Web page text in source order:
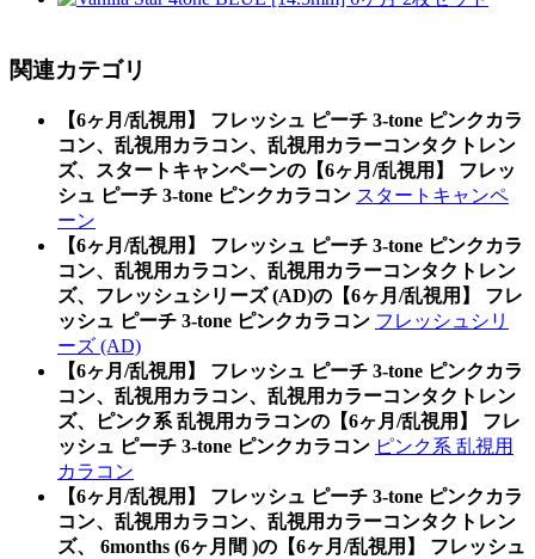
関連カテゴリ
【6ヶ月/乱視用】 フレッシュ ピーチ 3-tone ピンクカラ
コン、乱視用カラコン、乱視用カラーコンタクトレン
ズ、スタートキャンペーンの【6ヶ月/乱視用】 フレッ
シュ ピーチ 3-tone ピンクカラコン スタートキャンペ
ーン
【6ヶ月/乱視用】 フレッシュ ピーチ 3-tone ピンクカラ
コン、乱視用カラコン、乱視用カラーコンタクトレン
ズ、フレッシュシリーズ (AD)の【6ヶ月/乱視用】 フレ
ッシュ ピーチ 3-tone ピンクカラコン フレッシュシリ
ーズ (AD)
【6ヶ月/乱視用】 フレッシュ ピーチ 3-tone ピンクカラ
コン、乱視用カラコン、乱視用カラーコンタクトレン
ズ、ピンク系 乱視用カラコンの【6ヶ月/乱視用】 フレ
ッシュ ピーチ 3-tone ピンクカラコン ピンク系 乱視用
カラコン
【6ヶ月/乱視用】 フレッシュ ピーチ 3-tone ピンクカラ
コン、乱視用カラコン、乱視用カラーコンタクトレン
ズ、 6months (6ヶ月間 )の【6ヶ月/乱視用】 フレッシュ